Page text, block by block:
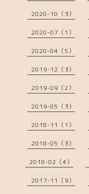
2020-10（3）
2020-07（1）
2020-04（5）
2019-12（3）
2019-09（2）
2019-05（3）
2018-11（1）
2018-05（3）
2018-02（4）
2017-11（9）